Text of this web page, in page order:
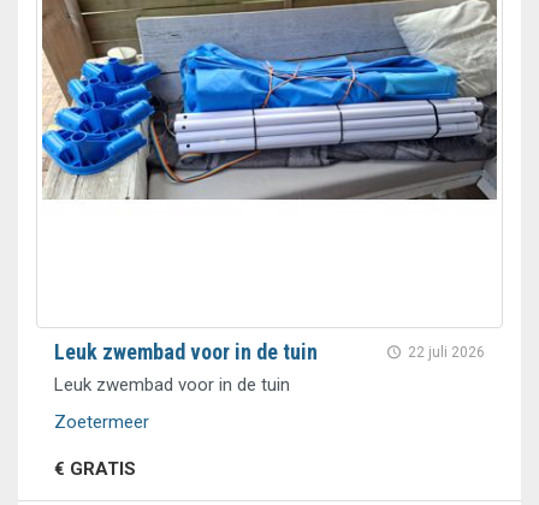
22 juli 2026
Leuk zwembad voor in de tuin
Leuk zwembad voor in de tuin
Zoetermeer
€ GRATIS